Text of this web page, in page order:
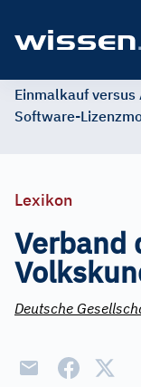
Einmalkauf
Software-
Lexikon
Verband
Deutsche